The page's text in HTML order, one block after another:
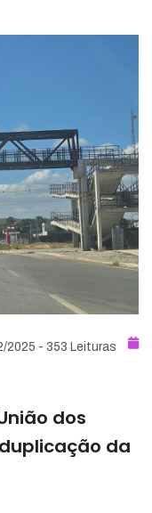
2025 - 353 Leituras
dos
da